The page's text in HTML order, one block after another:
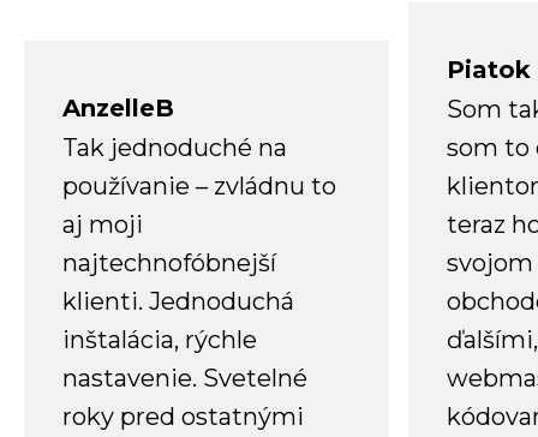
AnzelleB
Tak jednoduché na
používanie – zvládnu to
aj moji
najtechnofóbnejší
klienti. Jednoduchá
inštalácia, rýchle
nastavenie. Svetelné
roky pred ostatnými
Piatok
Som
som to
teraz